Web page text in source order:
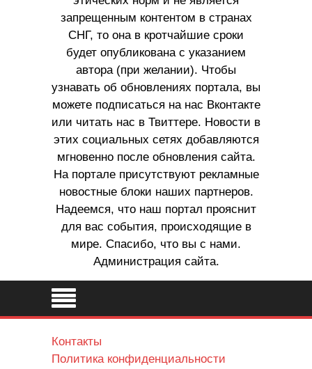
запрещенным контентом в странах
СНГ, то она в кротчайшие сроки
будет опубликована с указанием
автора (при желании). Чтобы
узнавать об обновлениях портала, вы
можете подписаться на нас Вконтакте
или читать нас в Твиттере. Новости в
этих социальных сетях добавляются
мгновенно после обновления сайта.
На портале присутствуют рекламные
новостные блоки наших партнеров.
Надеемся, что наш портал прояснит
для вас события, происходящие в
мире. Спасибо, что вы с нами.
Администрация сайта.
Контакты
Политика конфиденциальности